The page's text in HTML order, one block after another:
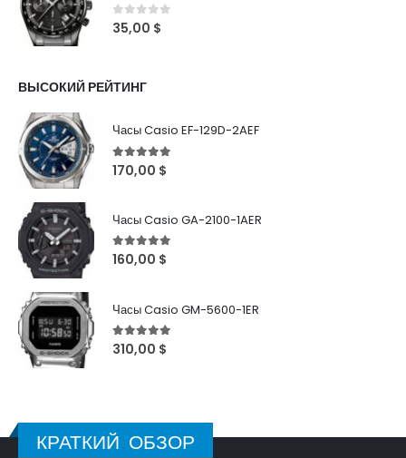
0out of 5
35,00 $
ВЫСОКИЙ РЕЙТИНГ
Часы Casio EF-129D-2AEF
5out of 5
170,00 $
Часы Casio GA-2100-1AER
5out of 5
160,00 $
Часы Casio GM-5600-1ER
5out of 5
310,00 $
КРАТКИЙ ОБЗОР